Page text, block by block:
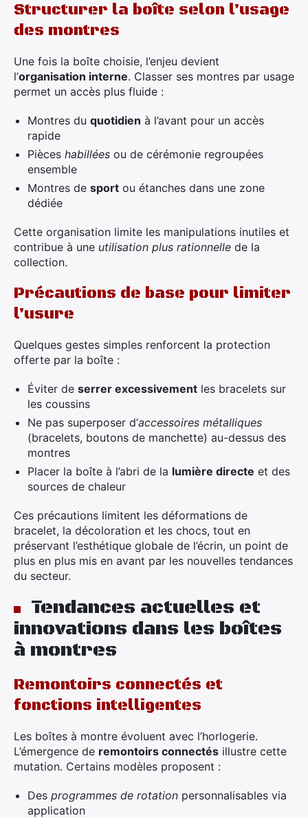
Structurer la boîte selon l’usage
des montres
Une fois la boîte choisie, l’enjeu devient
l’organisation interne. Classer ses montres par usage
permet un accès plus fluide :
Montres du quotidien à l’avant pour un accès
rapide
Pièces habillées ou de cérémonie regroupées
ensemble
Montres de sport ou étanches dans une zone
dédiée
Cette organisation limite les manipulations inutiles et
contribue à une utilisation plus rationnelle de la
collection.
Précautions de base pour limiter
l’usure
Quelques gestes simples renforcent la protection
offerte par la boîte :
Éviter de serrer excessivement les bracelets sur
les coussins
Ne pas superposer d’accessoires métalliques
(bracelets, boutons de manchette) au-dessus des
montres
Placer la boîte à l’abri de la lumière directe et des
sources de chaleur
Ces précautions limitent les déformations de
bracelet, la décoloration et les chocs, tout en
préservant l’esthétique globale de l’écrin, un point de
plus en plus mis en avant par les nouvelles tendances
du secteur.
Tendances actuelles et
innovations dans les boîtes
à montres
Remontoirs connectés et
fonctions intelligentes
Les boîtes à montre évoluent avec l’horlogerie.
L’émergence de remontoirs connectés illustre cette
mutation. Certains modèles proposent :
Des programmes de rotation personnalisables via
application